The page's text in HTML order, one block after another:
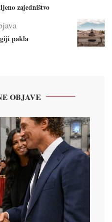
zajedništvo
pakla
OBJAVE